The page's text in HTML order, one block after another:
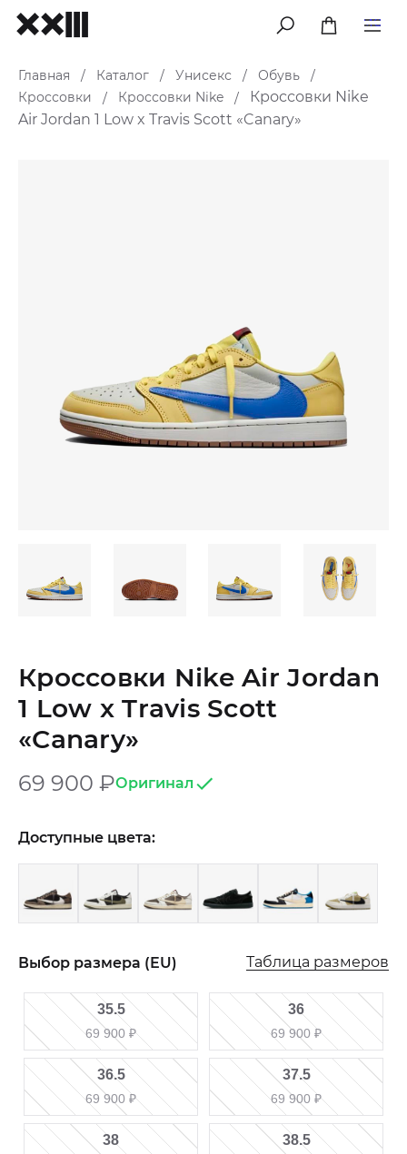
меню
Главная / Каталог / Унисекс / Обувь
/
Кроссовки
/ Кроссовки Nike /
Кроссовки Nike
Air Jordan 1 Low x Travis Scott «Canary»
Кроссовки Nike Air Jordan
1 Low x Travis Scott
«Canary»
69 900 ₽Оригинал
Доступные цвета:
Выбор размера (EU) Таблица размеров
35.5
69 900 ₽
36
69 900 ₽
36.5
69 900 ₽
37.5
69 900 ₽
38 38.5